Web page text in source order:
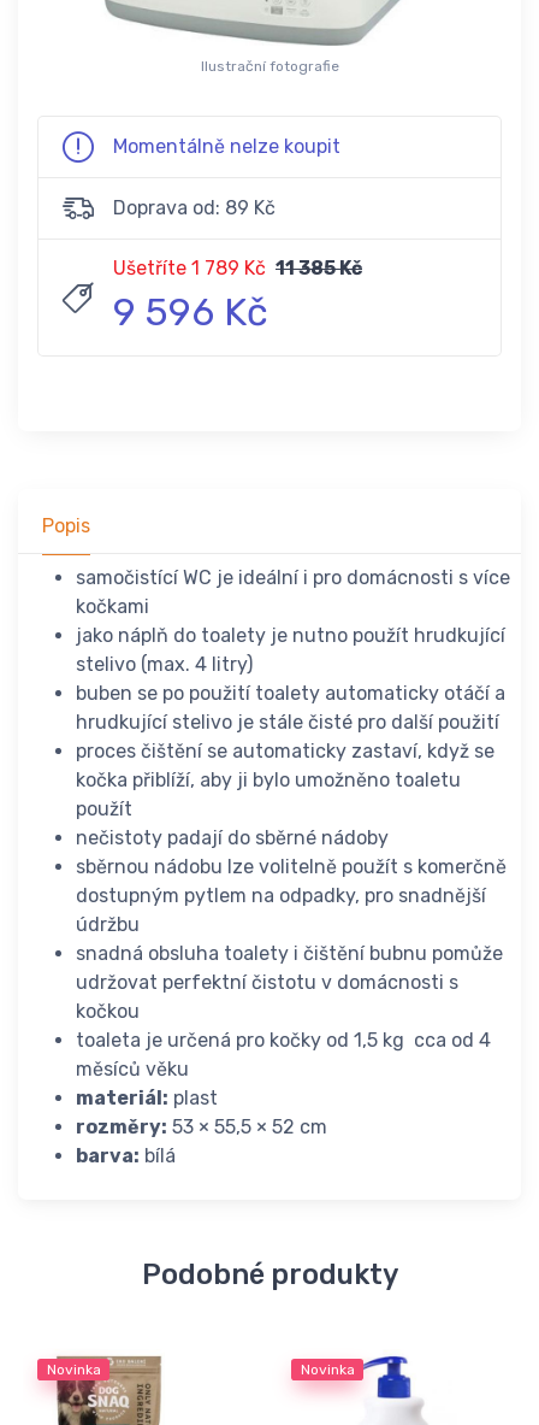
Ilustrační fotografie
Momentálně nelze koupit
Doprava od: 89 Kč
Ušetříte 1 789 Kč 11 385 Kč
9 596 Kč
Popis
samočistící WC je ideální i pro domácnosti s více
kočkami
jako náplň do toalety je nutno použít hrudkující
stelivo (max. 4 litry)
buben se po použití toalety automaticky otáčí a
hrudkující stelivo je stále čisté pro další použití
proces čištění se automaticky zastaví, když se
kočka přiblíží, aby ji bylo umožněno toaletu
použít
nečistoty padají do sběrné nádoby
sběrnou nádobu lze volitelně použít s komerčně
dostupným pytlem na odpadky, pro snadnější
údržbu
snadná obsluha toalety i čištění bubnu pomůže
udržovat perfektní čistotu v domácnosti s
kočkou
toaleta je určená pro kočky od 1,5 kg cca od 4
měsíců věku
materiál: plast
rozměry: 53 × 55,5 × 52 cm
barva: bílá
Podobné produkty
Novinka Novinka